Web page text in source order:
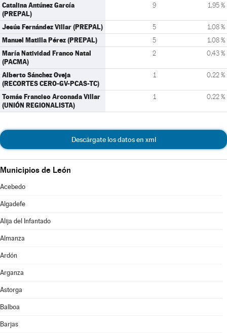
Catalina Antúnez García
(PREPAL)
9 1,95 %
Jesús Fernández Villar (PREPAL) 5 1,08 %
Manuel Matilla Pérez (PREPAL) 5 1,08 %
María Natividad Franco Natal
(PACMA)
2 0,43 %
Alberto Sánchez Oveja
(RECORTES CERO-GV-PCAS-TC)
1 0,22 %
Tomás Franciso Arconada Villar
(UNIÓN REGIONALISTA)
1 0,22 %
Descárgate los datos en xml
Municipios de León
Acebedo
Algadefe
Alija del Infantado
Almanza
Ardón
Arganza
Astorga
Balboa
Barjas